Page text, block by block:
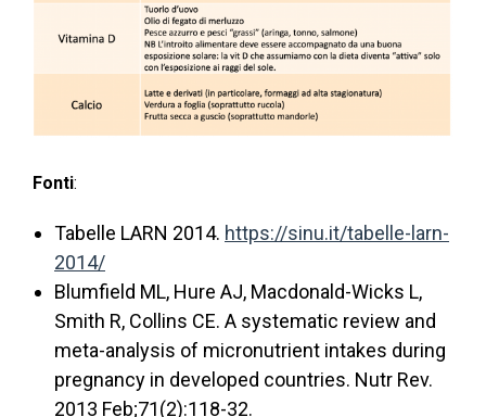
Fonti:
Tabelle LARN 2014. https://sinu.it/tabelle-larn-
2014/
Blumfield ML, Hure AJ, Macdonald-Wicks L,
Smith R, Collins CE. A systematic review and
meta-analysis of micronutrient intakes during
pregnancy in developed countries. Nutr Rev.
2013 Feb;71(2):118-32.